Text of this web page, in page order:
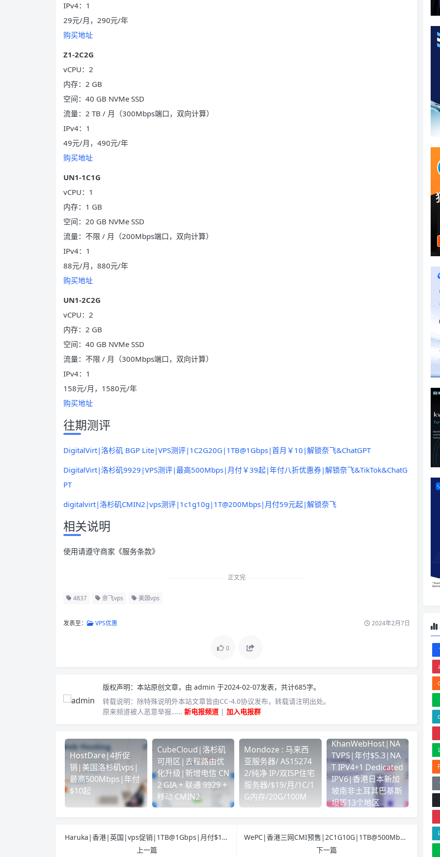
IPv4：1
29元/月，290元/年
购买地址
Z1-2C2G
vCPU：2
内存：2 GB
空间：40 GB NVMe SSD
流量：2 TB / 月（300Mbps端口，双向计算）
IPv4：1
49元/月，490元/年
购买地址
UN1-1C1G
vCPU：1
内存：1 GB
空间：20 GB NVMe SSD
流量：不限 / 月（200Mbps端口，双向计算）
IPv4：1
88元/月，880元/年
购买地址
UN1-2C2G
vCPU：2
内存：2 GB
空间：40 GB NVMe SSD
流量：不限 / 月（300Mbps端口，双向计算）
IPv4：1
158元/月，1580元/年
购买地址
往期测评
DigitalVirt|洛杉矶 BGP Lite|VPS测评|1C2G20G|1TB@1Gbps|首月￥10|解锁奈飞&ChatGPT
DigitalVirt|洛杉矶9929|VPS测评|最高500Mbps|月付￥39起|年付八折优惠券|解锁奈飞&TikTok&ChatG
PT
digitalvirt|洛杉矶CMIN2|vps测评|1c1g10g|1T@200Mbps|月付59元起|解锁奈飞
相关说明
使用请遵守商家《服务条款》
正文完
4837 奈飞vps 美国vps
发表至： VPS优惠 2024年2月7日
0
版权声明： 本站原创文章，由 admin 于2024-02-07发表，共计685字。
转载说明： 除特殊说明外本站文章皆由CC-4.0协议发布，转载请注明出处。
原来频道被人恶意举报…… 新电报频道 | 加入电报群
HostDare|4折促
销|美国洛杉矶vps|
最高500Mbps|年付
$10起
CubeCloud|洛杉矶
可用区|去程路由优
化升级|新增电信 CN
2 GIA + 联通 9929 +
移动 CMIN2
Mondoze : 马来西
亚服务器/ AS15274
2/纯净 IP/双ISP住宅
服务器/$19/月/1C/1
G内存/20G/100M
KhanWebHost|NA
TVPS|年付$5.3|NA
T IPV4+1 Dedicated
IPV6|香港日本新加
坡南非土耳其巴基斯
坦等13个地区
Haruka|香港|英国|vps促销|1TB@1Gbps|月付$1.25起|解锁奈飞|5折优惠
上一篇
WePC|香港三网CMI预售|2C1G10G|1TB@500Mbps|月付￥76
下一篇